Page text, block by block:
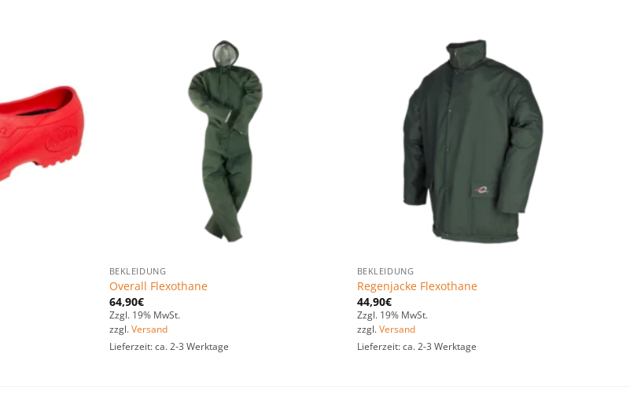
hinzufügen
BEKLEIDUNG
Overall Flexothane
64,90€
Zzgl. 19% MwSt.
zzgl. Versand
Lieferzeit: ca. 2-3 Werktage
hinzufügen
BEKLEIDUNG
Regenjacke Flexothane
44,90€
Zzgl. 19% MwSt.
zzgl. Versand
Lieferzeit: ca. 2-3 Werktage